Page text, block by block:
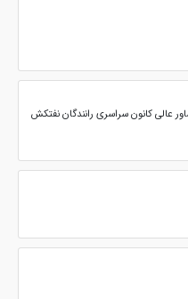
عالی کانون سراسری رانندگان نفتکش